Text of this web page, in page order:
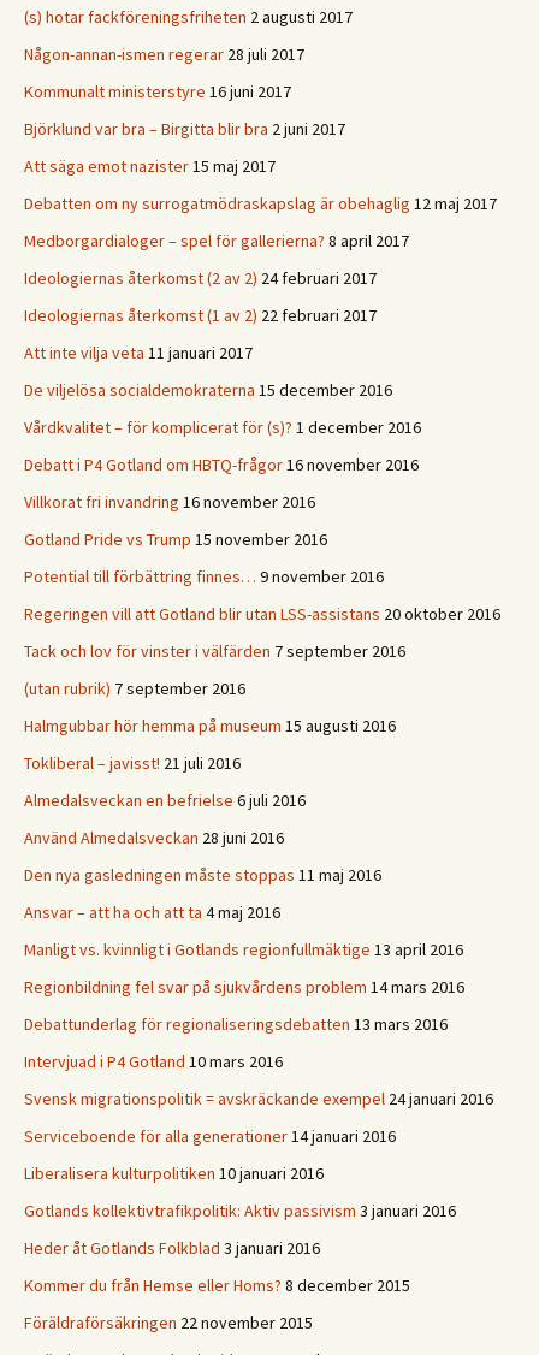
(s) hotar fackföreningsfriheten 2 augusti 2017
Någon-annan-ismen regerar 28 juli 2017
Kommunalt ministerstyre 16 juni 2017
Björklund var bra – Birgitta blir bra 2 juni 2017
Att säga emot nazister15 maj 2017
Debatten om ny surrogatmödraskapslag är obehaglig 12 maj 2017
Medborgardialoger – spel för gallerierna? 8 april 2017
Ideologiernas återkomst (2 av 2) 24 februari 2017
Ideologiernas återkomst (1 av 2) 22 februari 2017
Att inte vilja veta 11 januari 2017
De viljelösa socialdemokraterna 15 december 2016
Vårdkvalitet – för komplicerat för (s)? 1 december 2016
Debatt i P4 Gotland om HBTQ-frågor16 november 2016
Villkorat fri invandring 16 november 2016
Gotland Pride vs Trump 15 november 2016
Potential till förbättring finnes… 9 november 2016
Regeringen vill att Gotland blir utan LSS-assistans 20 oktober 2016
Tack och lov för vinster i välfärden 7 september 2016
(utan rubrik) 7 september 2016
Halmgubbar hör hemma på museum 15 augusti 2016
Tokliberal – javisst! 21 juli 2016
Almedalsveckan en befrielse 6 juli 2016
Använd Almedalsveckan 28 juni 2016
Den nya gasledningen måste stoppas 11 maj 2016
Ansvar – att ha och att ta 4 maj 2016
Manligt vs. kvinnligt i Gotlands regionfullmäktige 13 april 2016
Regionbildning fel svar på sjukvårdens problem 14 mars 2016
Debattunderlag för regionaliseringsdebatten 13 mars 2016
Intervjuad i P4 Gotland 10 mars 2016
Svensk migrationspolitik = avskräckande exempel 24 januari 2016
Serviceboende för alla generationer14 januari 2016
Liberalisera kulturpolitiken 10 januari 2016
Gotlands kollektivtrafikpolitik: Aktiv passivism 3 januari 2016
Heder åt Gotlands Folkblad 3 januari 2016
Kommer du från Hemse eller Homs? 8 december 2015
Föräldraförsäkringen 22 november 2015